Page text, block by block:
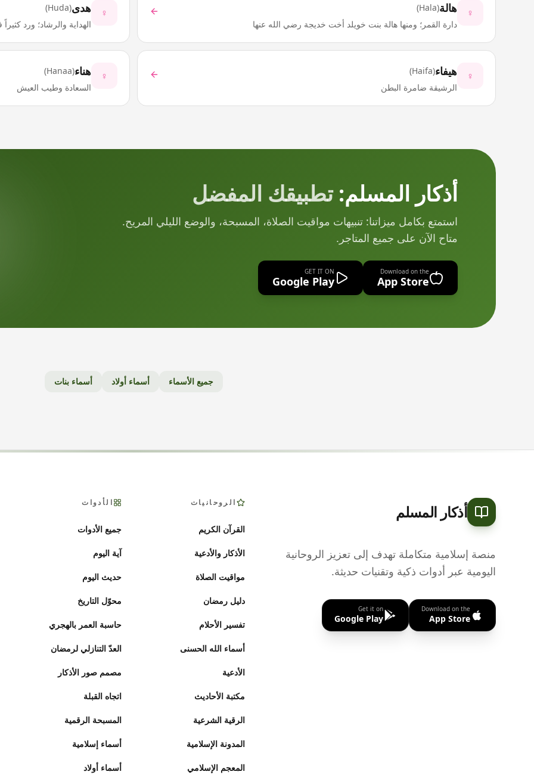
♀ هالة(
Hala
)
دارة القمر؛ ومنها هالة بنت خويلد أخت خديجة رضي الله عنها
♀ هدى(
Huda
)
الهداية والرشاد؛ ورد
♀ هيفاء(
Haifa
)
الرشيقة ضامرة البطن
♀ هناء(
Hanaa
)
السعادة وطيب العيش
أذكار المسلم:تطبيقك المفضل
استمتع بكامل ميزاتنا: تنبيهات مواقيت الصلاة، المسبحة، والوضع الليلي المريح.
متاح الآن على جميع المتاجر.
Download on the
App Store
GET IT ON
Google Play
جميع الأسماء أسماء أولاد أسماء بنات
أذكار المسلم
منصة إسلامية متكاملة تهدف إلى تعزيز الروحانية
اليومية عبر أدوات ذكية وتقنيات حديثة.
Download on the
App Store
Get it on
Google Play
الروحانيات
القرآن الكريم
الأذكار والأدعية
مواقيت الصلاة
دليل رمضان
تفسير الأحلام
أسماء الله الحسنى
الأدعية
مكتبة الأحاديث
الرقية الشرعية
المدونة الإسلامية
المعجم الإسلامي
الأدوات
جميع الأدوات
آية اليوم
حديث اليوم
محوّل التاريخ
حاسبة العمر بالهجري
العدّ التنازلي لرمضان
مصمم صور الأذكار
اتجاه القبلة
المسبحة الرقمية
أسماء إسلامية
أسماء أولاد